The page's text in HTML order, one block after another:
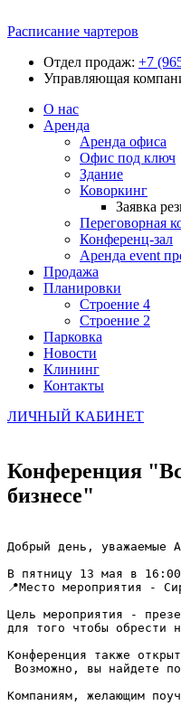
Расписание чартеров
Отдел продаж: +7
Управляющая
О нас
Аренда
Аренда офиса
Офис под ключ
Здание
Коворкинг
Заявка
Переговорная
Конференц-зал
Аренда event
Продажа
Планировки
Строение 4
Строение 2
Парковка
Новости
Клининг
Контакты
ЛИЧНЫЙ КАБИНЕТ
Конференция
бизнесе"
Добрый день, уважаемые
В пятницу 13 мая в
📍Место мероприятия -
Цель мероприятия -
для того чтобы обрести
Конференция также
Возможно, вы найдете
Компаниям, желающим